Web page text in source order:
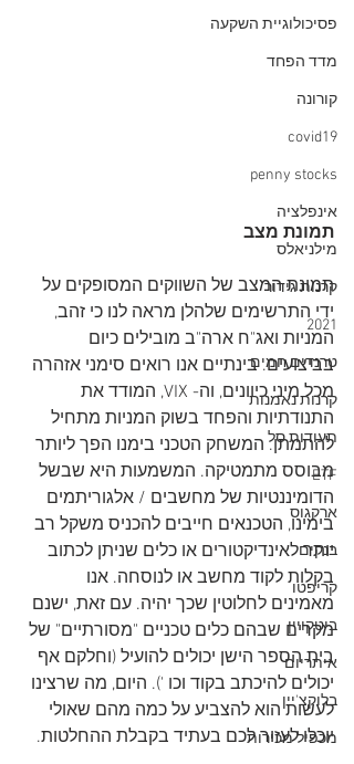
פסיכולוגיית השקעה
מדד הפחד
קורונה
covid19
penny stocks
אינפלציה
מילניאלס
קרנות גידור
2021
טרנדים חמים
קרנות נאמנות
תעודות סל
ETF
ארקגוס
בנקים
קריפטו
ביטקויין
איתריום
בלוקצ'יין
מכפיל מכירות
תמונת מצב
תמונת המצב של השווקים המסופקים על
ידי התרשימים שלהלן מראה לנו כי זהב,
המניות ואג"ח ארה"ב מובילים כיום
בביצועים. בינתיים אנו רואים סימני אזהרה
מכל מיני כיוונים, וה- VIX, המודד את
התנודתיות והפחד בשוק המניות מתחיל
להתמתן. המשחק הטכני בימנו הפך ליותר
מבוסס מתמטיקה. המשמעות היא שבשל
הדומיננטיות של מחשבים / אלגוריתמים
בימינו, הטכנאים חייבים להכניס משקל רב
יותר לאינדיקטורים או כלים שניתן לכתוב
בקלות לקוד מחשב או לנוסחה. אנו
מאמינים לחלוטין שכך יהיה. עם זאת, ישנם
מקרים שבהם כלים טכניים "מסורתיים" של
בית הספר הישן יכולים להועיל (וחלקם אף
יכולים להיכתב בקוד וכו '). היום, מה שרצינו
לעשות הוא להצביע על כמה מהם שאולי
יוכלו לעזור לכם בעתיד בקבלת ההחלטות.